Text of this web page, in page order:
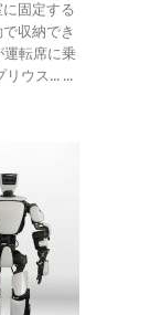
固定する
収納でき
転席に乗
ウス... ...